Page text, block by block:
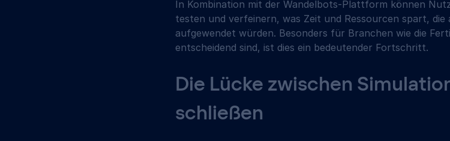
In Kombination mit der Wandelbots-Plattform können
testen und verfeinern, was Zeit und Ressourcen spart,
aufgewendet würden. Besonders für Branchen wie die
entscheidend sind, ist dies ein bedeutender Fortschritt.
Die Lücke zwischen
schließen